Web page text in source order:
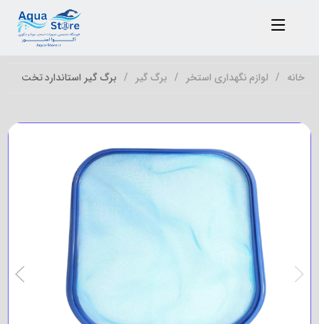
خانه لوازم نگهداری استخر برگ گیر برگ گیر استاندارد تخت